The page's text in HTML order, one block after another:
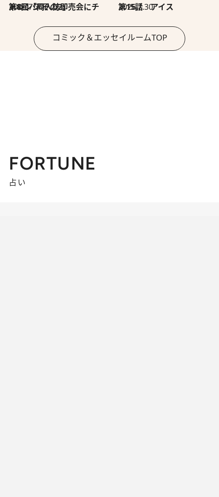
2026.7.30
第8回「同人誌即売会にチャレンジ その2」 2026.7.30
第15話 アイス
コミック＆エッセイルームTOP
FORTUNE
占い